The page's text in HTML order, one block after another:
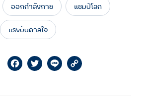
ออกกำลังกาย แชมป์โลก
แรงบันดาลใจ
FacebookTwitterLine